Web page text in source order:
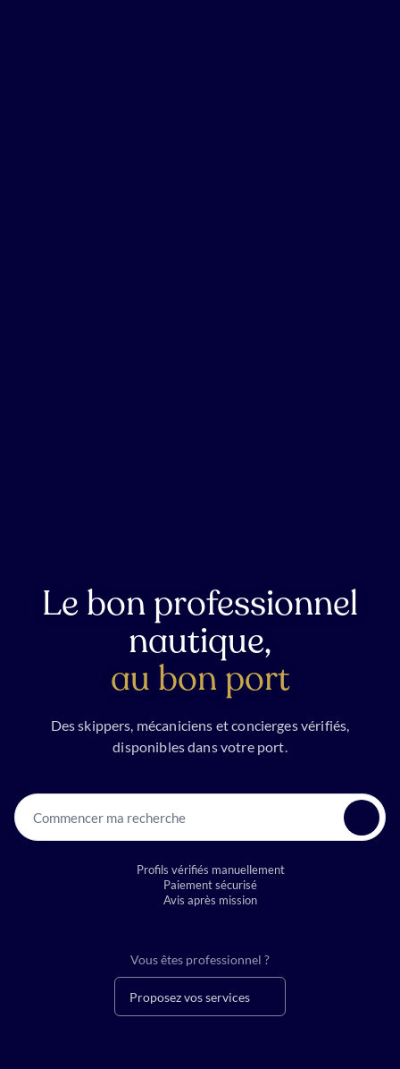
Le bon professionnel
nautique,
au bon port
Des skippers, mécaniciens et concierges vérifiés,
disponibles dans votre port.
Commencer ma recherche
Profils vérifiés manuellement
Paiement sécurisé
Avis après mission
Vous êtes professionnel ?
Proposez vos services